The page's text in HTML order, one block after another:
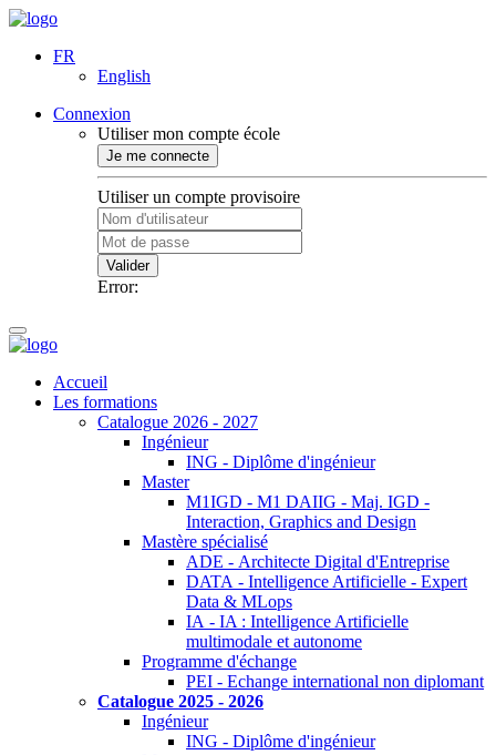
FR
English
Connexion
Utiliser mon compte école
Je me connecte
Utiliser un compte provisoire
Valider
Error:
Accueil
Les formations
Catalogue 2026 - 2027
Ingénieur
ING - Diplôme d'ingénieur
Master
M1IGD - M1 DAIIG - Maj. IGD -
Interaction, Graphics and Design
Mastère spécialisé
ADE - Architecte Digital d'Entreprise
DATA - Intelligence Artificielle - Expert
Data & MLops
IA - IA : Intelligence Artificielle
multimodale et autonome
Programme d'échange
PEI - Echange international non diplomant
Catalogue 2025 - 2026
Ingénieur
ING - Diplôme d'ingénieur